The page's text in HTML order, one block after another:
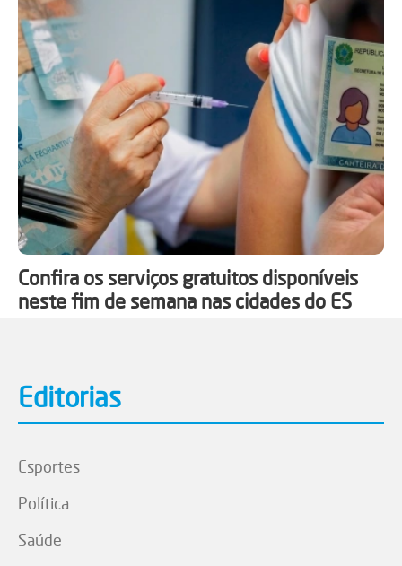
Confira os serviços gratuitos disponíveis
neste fim de semana nas cidades do ES
Editorias
Esportes
Política
Saúde